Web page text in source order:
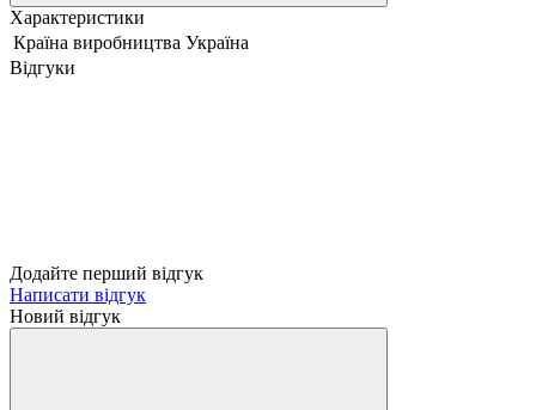
Характеристики
Країна виробництва Україна
Відгуки
Додайте перший відгук
Написати відгук
Новий відгук